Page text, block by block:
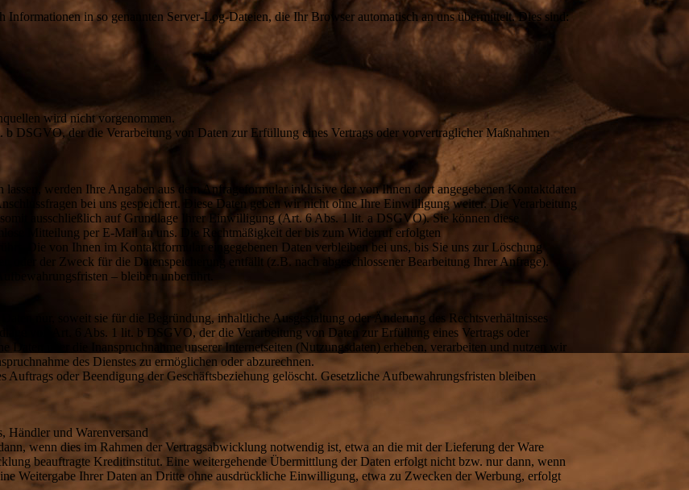
Informationen in so genannten Server-Log-Dateien, die Ihr Browser automatisch an uns übermittelt. Dies sind:
wird nicht vorgenommen.
DSGVO, der die Verarbeitung von Daten zur Erfüllung eines Vertrags oder vorvertraglicher Maßnahmen
lassen, werden Ihre Angaben aus dem Anfrageformular inklusive der von Ihnen dort angegebenen Kontaktdaten
bei uns gespeichert. Diese Daten geben wir nicht ohne Ihre Einwilligung weiter. Die Verarbeitung
ausschließlich auf Grundlage Ihrer Einwilligung (Art. 6 Abs. 1 lit. a DSGVO). Sie können diese
Mitteilung per E-Mail an uns. Die Rechtmäßigkeit der bis zum Widerruf erfolgten
Die von Ihnen im Kontaktformular eingegebenen Daten verbleiben bei uns, bis Sie uns zur Löschung
der Zweck für die Datenspeicherung entfällt (z.B. nach abgeschlossener Bearbeitung Ihrer Anfrage).
– bleiben unberührt.
nur, soweit sie für die Begründung, inhaltliche Ausgestaltung oder Änderung des Rechtsverhältnisses
von Art. 6 Abs. 1 lit. b DSGVO, der die Verarbeitung von Daten zur Erfüllung eines Vertrags oder
Daten über die Inanspruchnahme unserer Internetseiten (Nutzungsdaten) erheben, verarbeiten und nutzen wir
des Dienstes zu ermöglichen oder abzurechnen.
Auftrags oder Beendigung der Geschäftsbeziehung gelöscht. Gesetzliche Aufbewahrungsfristen bleiben
Händler und Warenversand
wenn dies im Rahmen der Vertragsabwicklung notwendig ist, etwa an die mit der Lieferung der Ware
beauftragte Kreditinstitut. Eine weitergehende Übermittlung der Daten erfolgt nicht bzw. nur dann, wenn
Weitergabe Ihrer Daten an Dritte ohne ausdrückliche Einwilligung, etwa zu Zwecken der Werbung, erfolgt